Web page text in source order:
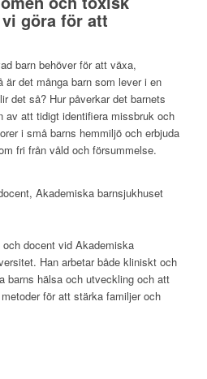
göra för att
barn behöver för att växa,
det många barn som lever i en
det så? Hur påverkar det barnets
av att tidigt identifiera missbruk och
i små barns hemmiljö och erbjuda
fri från våld och försummelse.
Akademiska barnsjukhuset
docent vid Akademiska
Han arbetar både kliniskt och
barns hälsa och utveckling och att
för att stärka familjer och